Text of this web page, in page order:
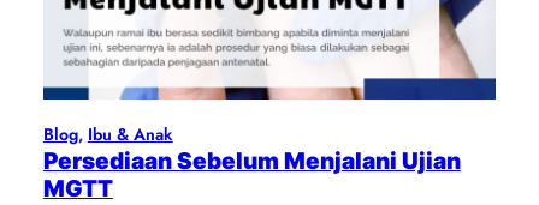
Blog, Ibu & Anak
Persediaan Sebelum Menjalani Ujian
MGTT